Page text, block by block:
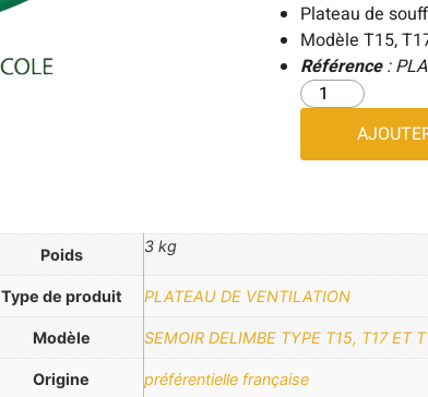
Plateau de
Modèle T15,
Référence:
Poids 3 kg
Type de produit PLATEAU DE VENTILATION
Modèle SEMOIR DELIMBE TYPE T15, T17 ET
Origine préférentielle française